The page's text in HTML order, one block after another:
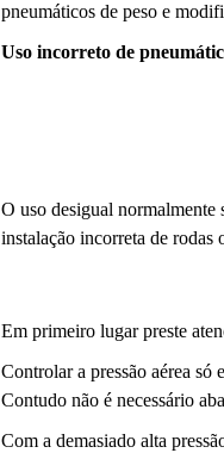
pneumáticos de peso e
Uso incorreto de
O uso desigual normalmente
instalação incorreta de rodas
Em primeiro lugar preste
Controlar a pressão aérea só
Contudo não é necessário
Com a demasiado alta